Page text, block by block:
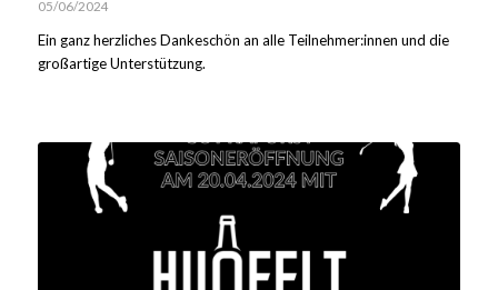
05/06/2024
Ein ganz herzliches Dankeschön an alle Teilnehmer:innen und die
großartige Unterstützung.